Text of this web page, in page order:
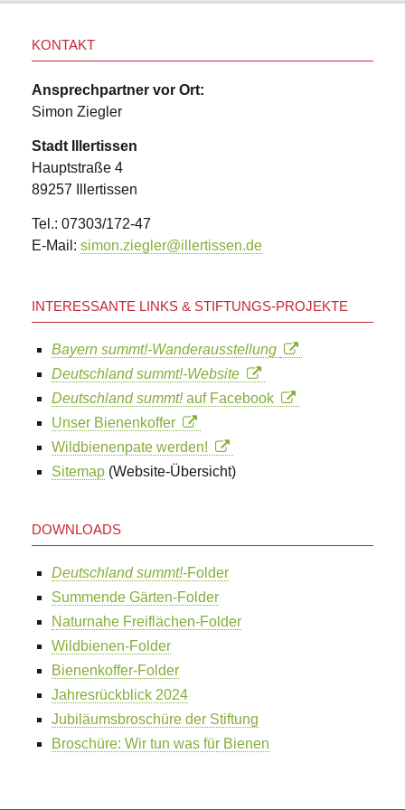
KONTAKT
Ansprechpartner vor Ort:
Simon Ziegler
Stadt Illertissen
Hauptstraße 4
89257 Illertissen
Tel.: 07303/172-47
E-Mail: simon.ziegler@illertissen.de
INTERESSANTE LINKS & STIFTUNGS-PROJEKTE
Bayern summt!-Wanderausstellung
Deutschland summt!-Website
Deutschland summt!auf Facebook
Unser Bienenkoffer
Wildbienenpate werden!
Sitemap (Website-Übersicht)
DOWNLOADS
Deutschland summt!-Folder
Summende Gärten-Folder
Naturnahe Freiflächen-Folder
Wildbienen-Folder
Bienenkoffer-Folder
Jahresrückblick 2024
Jubiläumsbroschüre der Stiftung
Broschüre: Wir tun was für Bienen